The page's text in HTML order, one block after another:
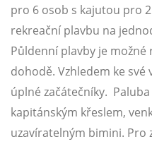
pro 6 osob s kajutou pro
rekreační plavbu na
Půldenní plavby je
dohodě. Vzhledem ke
úplné začátečníky.
kapitánským křeslem,
uzavíratelným bimini. Pro